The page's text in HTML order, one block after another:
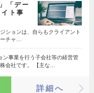
「デー
ト事
ションは、自らもクライアント
チャ…
ン事業を行う子会社等の経営管
会社です。 【主な…
詳細へ